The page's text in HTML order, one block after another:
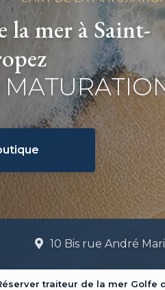
la mer à Saint-
10 Bis rue André
traiteur de la mer Golfe